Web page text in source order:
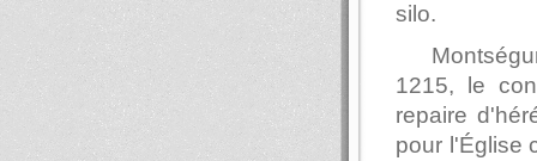
silo.
1215, le
repaire
pour l'Église